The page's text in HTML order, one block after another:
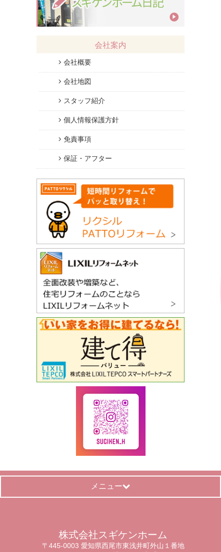
会社案内
会社概要
会社地図
スタッフ紹介
個人情報保護方針
免責事項
保証・アフター
メニュー
株式会社スギケンホーム
〒445-0003 愛知県西尾市東浅井町外山１番地